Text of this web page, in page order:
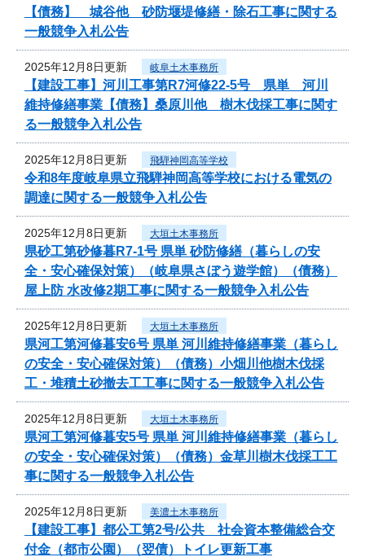
【債務】 城谷他 砂防堰堤修繕・除石工事に関する
一般競争入札公告
2025年12月8日更新 岐阜土木事務所
【建設工事】河川工事第R7河修22-5号 県単 河川
維持修繕事業【債務】桑原川他 樹木伐採工事に関す
る一般競争入札公告
2025年12月8日更新 飛騨神岡高等学校
令和8年度岐阜県立飛騨神岡高等学校における電気の
調達に関する一般競争入札公告
2025年12月8日更新 大垣土木事務所
県砂工第砂修暮R7-1号 県単 砂防修繕（暮らしの安
全・安心確保対策）（岐阜県さぼう遊学館）（債務）
屋上防 水改修2期工事に関する一般競争入札公告
2025年12月8日更新 大垣土木事務所
県河工第河修暮安6号 県単 河川維持修繕事業（暮らし
の安全・安心確保対策）（債務）小畑川他樹木伐採
工・堆積土砂撤去工工事に関する一般競争入札公告
2025年12月8日更新 大垣土木事務所
県河工第河修暮安5号 県単 河川維持修繕事業（暮らし
の安全・安心確保対策）（債務）金草川樹木伐採工工
事に関する一般競争入札公告
2025年12月8日更新 美濃土木事務所
【建設工事】都公工第2号/公共 社会資本整備総合交
付金（都市公園）（翌債）トイレ更新工事